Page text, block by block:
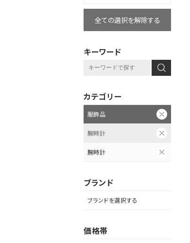
全ての選択を解除する
キーワード
カテゴリー
服飾品
腕時計
腕時計
ブランド
ブランドを選択する
価格帯